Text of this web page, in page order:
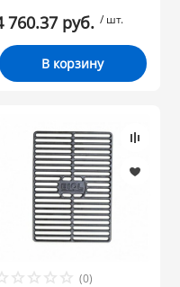
760.37 руб. / шт.
В корзину
(0)